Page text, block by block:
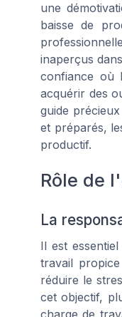
une
baisse de
inaperçus
confiance où
acquérir des
guide
et préparés,
productif.
Rôle de
La
Il est
travail
réduire le
cet objectif,
charge de